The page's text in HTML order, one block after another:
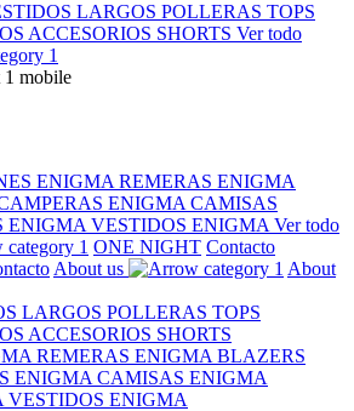
LARGOS POLLERAS TOPS
ACCESORIOS SHORTS Ver todo
ENIGMA REMERAS ENIGMA
ENIGMA CAMISAS
ENIGMA VESTIDOS ENIGMA Ver todo
ONE NIGHT Contacto
About us
About
LARGOS POLLERAS TOPS
ACCESORIOS SHORTS
REMERAS ENIGMA BLAZERS
ENIGMA CAMISAS ENIGMA
VESTIDOS ENIGMA